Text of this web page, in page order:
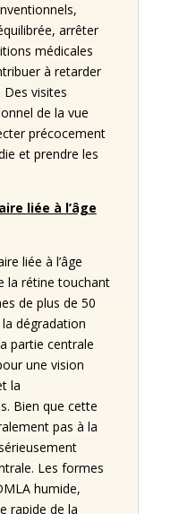
arrêter
médicales
à retarder
Des visites
de la vue
précocement
et prendre les
liée à l’âge
liée à l’âge
la rétine touchant
de plus de 50
dégradation
partie centrale
une vision
la
Bien que cette
pas à la
Les formes
humide,
rapide de la